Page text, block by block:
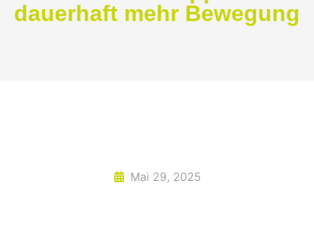
dauerhaft mehr Bewegung
Mai 29, 2025